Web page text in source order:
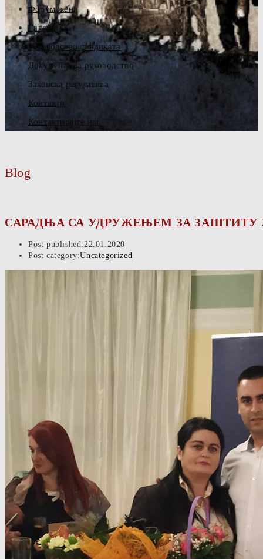
Форум жена
Галерија
Руководство синдиката
Документа за руководство
Законска регулатива
Контакти
Контактирајте нас
Blog
САРАДЊА СА УДРУЖЕЊЕМ ЗА ЗАШТИТУ
Post published:22.01.2020
Post category:Uncategorized